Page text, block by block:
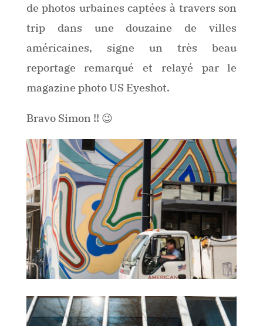
de photos urbaines captées à travers son
trip dans une douzaine de villes
américaines, signe un très beau
reportage remarqué et relayé par le
magazine photo US Eyeshot.
Bravo Simon !! 😉